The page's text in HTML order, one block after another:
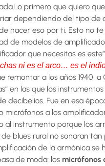
primero que quiero
dependiendo del tipo de
hacer eso por ti. Esto no
de modelos de
que necesitas es
ni es el arco… es el
a los años 1940, a
en las que los
decibelios. Fue en esa
a los
al instrumento porque los
blues rural no sonaran
de la armónica se
de moda: los micrófonos